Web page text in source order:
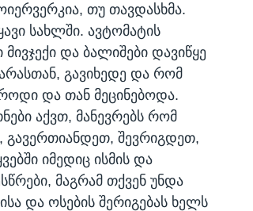
თუ თავდასხმა.
სახლში. ავტომატის
და ბალიშები დავიწყე
გავიხედე და რომ
და თან მეცინებოდა.
აქვთ, მანევრებს რომ
გავერთიანდეთ, შევრიგდეთ,
იმედიც ისმის და
მაგრამ თქვენ უნდა
და ოსების შერიგებას ხელს